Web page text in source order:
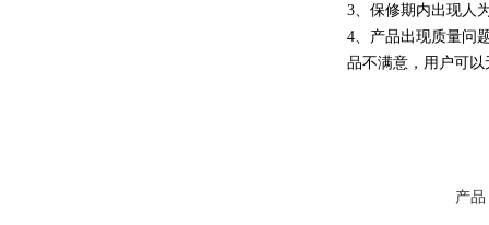
3、保修期内出现人
4、产品出现质量问
品不满意，用户可
产品